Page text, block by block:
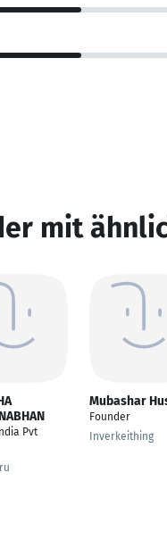
mit
Pvt
Mubashar
Founder
Inverkeithing